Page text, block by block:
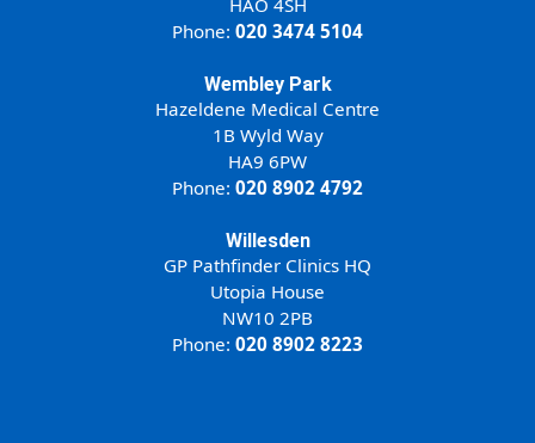
HAO 4SH
Phone: 020 3474 5104
Wembley Park
Hazeldene Medical Centre
1B Wyld Way
HA9 6PW
Phone: 020 8902 4792
Willesden
GP Pathfinder Clinics HQ
Utopia House
NW10 2PB
Phone: 020 8902 8223